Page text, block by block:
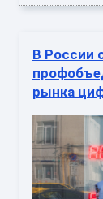
В России
рынка